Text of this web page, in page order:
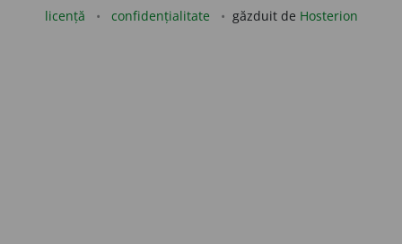
licență confidențialitate găzduit de Hosterion